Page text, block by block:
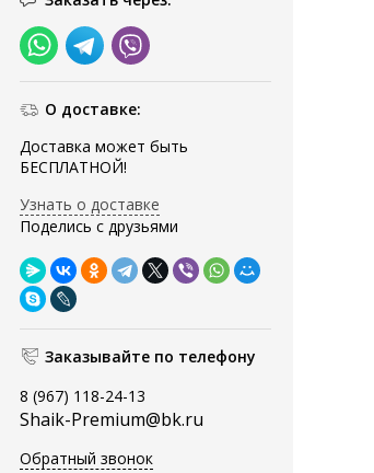
О доставке:
Доставка может быть
БЕСПЛАТНОЙ!
Узнать о доставке
Поделись с друзьями
Заказывайте по телефону
8 (967) 118-24-13
Shaik-Premium@bk.ru
Обратный звонок